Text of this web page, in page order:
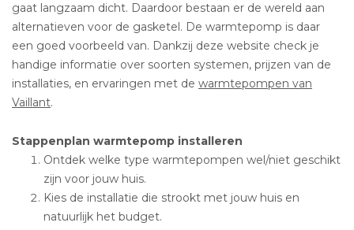
gaat langzaam dicht. Daardoor bestaan er de wereld aan
alternatieven voor de gasketel. De warmtepomp is daar
een goed voorbeeld van. Dankzij deze website check je
handige informatie over soorten systemen, prijzen van de
installaties, en ervaringen met de warmtepompen van
Vaillant.
Stappenplan warmtepomp installeren
Ontdek welke type warmtepompen wel/niet geschikt
zijn voor jouw huis.
Kies de installatie die strookt met jouw huis en
natuurlijk het budget.